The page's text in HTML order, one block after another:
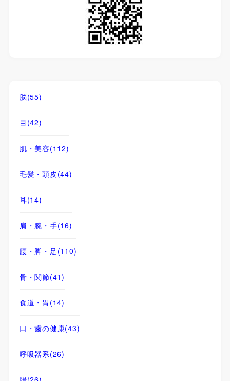
脳(55)
目 (42)
肌・美容(112)
毛髪・頭皮(44)
耳(14)
肩・腕・手(16)
腰・脚・足 (110)
骨・関節(41)
食道・胃 (14)
口・歯の健康(43)
呼吸器系(26)